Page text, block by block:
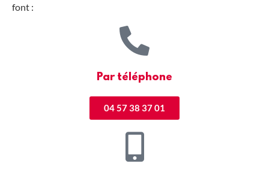
font :
Par téléphone
04 57 38 37 01